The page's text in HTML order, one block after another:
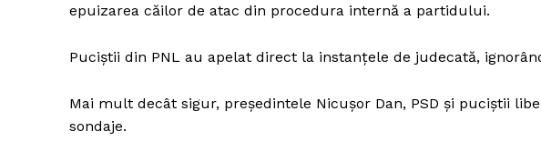
epuizarea căilor de atac din procedura internă a partidului.
Puciștii din PNL au apelat direct la instanțele de judecată,
Mai mult decât sigur, președintele Nicușor Dan, PSD și puciștii
sondaje.